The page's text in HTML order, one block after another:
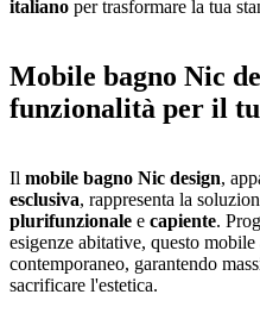
italiano per trasformare la tua
Mobile bagno Nic
funzionalità per il
Il mobile bagno Nic design,
esclusiva, rappresenta la
plurifunzionale e capiente.
esigenze abitative, questo
contemporaneo, garantendo
sacrificare l'estetica.